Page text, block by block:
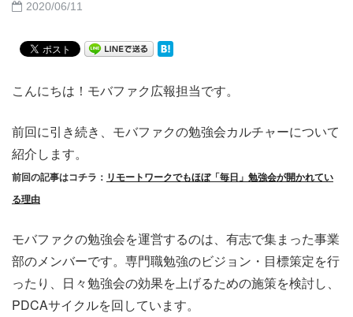
2020/06/11
こんにちは！ モバファク広報担当です。
前回に引き続き、モバファクの勉強会カルチャーについて
紹介します。
前回の記事はコチラ： リモートワークでもほぼ「毎日」勉強会が開かれてい
る理由
モバファクの勉強会を運営するのは、有志で集まった事業
部のメンバーです。専門職勉強のビジョン・目標策定を行
ったり、日々勉強会の効果を上げるための施策を検討し、
PDCAサイクルを回しています。